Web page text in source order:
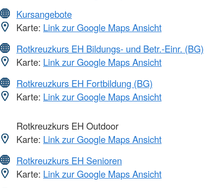
Kursangebote
Karte: Link zur Google Maps Ansicht
Rotkreuzkurs EH Bildungs- und Betr.-Einr. (BG)
Karte: Link zur Google Maps Ansicht
Rotkreuzkurs EH Fortbildung (BG)
Karte: Link zur Google Maps Ansicht
Rotkreuzkurs EH Outdoor
Karte: Link zur Google Maps Ansicht
Rotkreuzkurs EH Senioren
Karte: Link zur Google Maps Ansicht